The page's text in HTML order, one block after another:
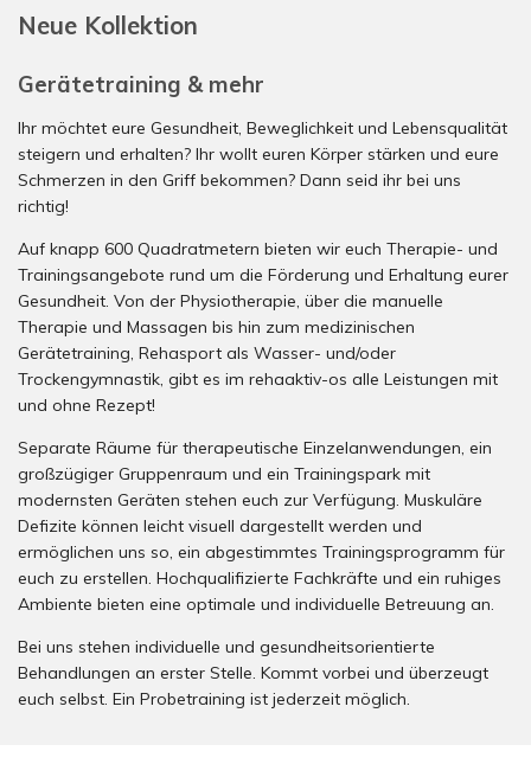
Neue Kollektion
Gerätetraining & mehr
Ihr möchtet eure Gesundheit, Beweglichkeit und Lebensqualität
steigern und erhalten? Ihr wollt euren Körper stärken und eure
Schmerzen in den Griff bekommen? Dann seid ihr bei uns
richtig!
Auf knapp 600 Quadratmetern bieten wir euch Therapie- und
Trainingsangebote rund um die Förderung und Erhaltung eurer
Gesundheit. Von der Physiotherapie, über die manuelle
Therapie und Massagen bis hin zum medizinischen
Gerätetraining, Rehasport als Wasser- und/oder
Trockengymnastik, gibt es im rehaaktiv-os alle Leistungen mit
und ohne Rezept!
Separate Räume für therapeutische Einzelanwendungen, ein
großzügiger Gruppenraum und ein Trainingspark mit
modernsten Geräten stehen euch zur Verfügung. Muskuläre
Defizite können leicht visuell dargestellt werden und
ermöglichen uns so, ein abgestimmtes Trainingsprogramm für
euch zu erstellen. Hochqualifizierte Fachkräfte und ein ruhiges
Ambiente bieten eine optimale und individuelle Betreuung an.
Bei uns stehen individuelle und gesundheitsorientierte
Behandlungen an erster Stelle. Kommt vorbei und überzeugt
euch selbst. Ein Probetraining ist jederzeit möglich.